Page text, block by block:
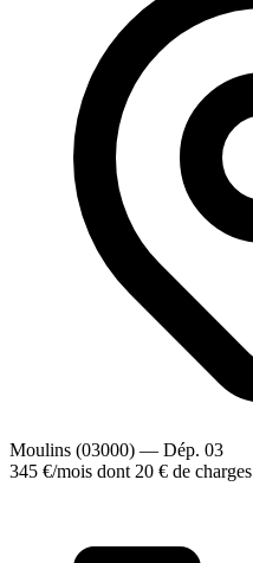
Moulins (03000) — Dép. 03
345 €/mois dont 20 € de charges